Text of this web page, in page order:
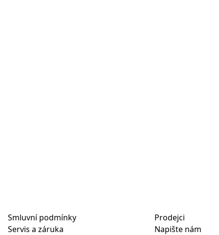
Smluvní podmínky
Servis a záruka
Prodejci
Napište nám